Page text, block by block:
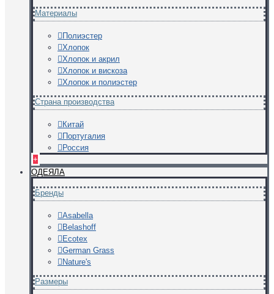
Материалы
Полиэстер
Хлопок
Хлопок и акрил
Хлопок и вискоза
Хлопок и полиэстер
Страна производства
Китай
Португалия
Россия
+
ОДЕЯЛА
Бренды
Asabella
Belashoff
Ecotex
German Grass
Nature's
Размеры